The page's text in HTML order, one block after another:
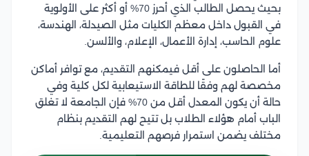
بحيث يحصل الطالب الذي أحرز 70% أو أكثر على الأولوية
في القبول داخل معظم الكليات مثل الصيدلة، الهندسة،
علوم الحاسب، إدارة الأعمال، الإعلام، والألسن.
أما الحاصلون على أقل فيمكنهم التقديم، مع توافر أماكن
مخصصة لهم وفقًا للطاقة الاستيعابية لكل كلية وفي
حالة أن يكون المعدل أقل من 70% فإن الجامعة لا تغلق
الباب أمام هؤلاء الطلاب بل تتيح لهم التقديم بنظام
مختلف يضمن استمرار فرصهم التعليمية.